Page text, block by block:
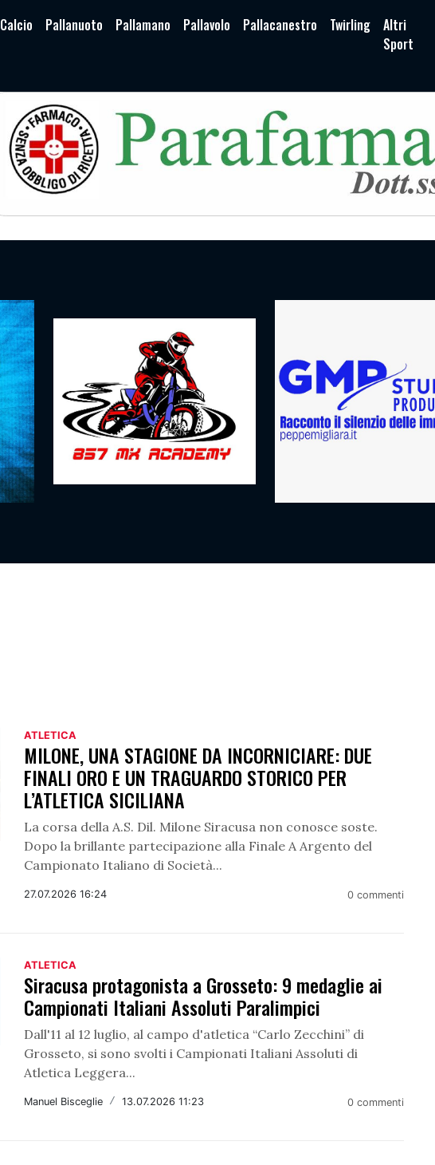
Calcio Pallanuoto Pallamano Pallavolo Pallacanestro Twirling
Altri
Sport
ATLETICA
MILONE, UNA STAGIONE DA INCORNICIARE: DUE
FINALI ORO E UN TRAGUARDO STORICO PER
L’ATLETICA SICILIANA
La corsa della A.S. Dil. Milone Siracusa non conosce soste.
Dopo la brillante partecipazione alla Finale A Argento del
Campionato Italiano di Società...
27.07.2026 16:24 0 commenti
ATLETICA
Siracusa protagonista a Grosseto: 9 medaglie ai
Campionati Italiani Assoluti Paralimpici
Dall'11 al 12 luglio, al campo d'atletica “Carlo Zecchini” di
Grosseto, si sono svolti i Campionati Italiani Assoluti di
Atletica Leggera...
Manuel Bisceglie / 13.07.2026 11:23 0 commenti